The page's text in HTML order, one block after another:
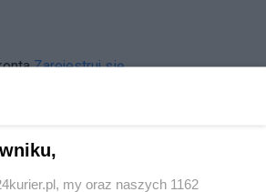
Zarejestruj się
my oraz naszych 1162